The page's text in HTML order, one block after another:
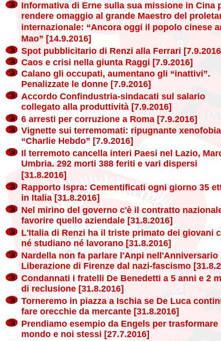
Informativa di Erne sulla sua missione in Cina
rendere omaggio al grande Maestro del
internazionale: “Ancora oggi il popolo cinese
Mao” [14.9.2016]
Spot pubblicitario di Renzi alla Ferrari
Caos e crisi nella giunta Raggi [7.9.2016]
Calano gli occupati, aumentano gli “inattivi”.
Penalizzate le donne [7.9.2016]
Accordo Confindustria-sindacati sul salario
collegato alla produttività [7.9.2016]
6 arresti per corruzione a Roma [7.9.2016]
Vignette sui terremomati: ripugnante
“Charlie Hebdo” [7.9.2016]
Il terremoto cancella interi Paesi nel Lazio,
Umbria. 292 morti 388 feriti e vari dispersi
[31.8.2016]
Rapporto Ispra: Cementificati ogni giorno 35
in Italia [31.8.2016]
Nel mirino del governo c'è il contratto
favorire quello aziendale [31.8.2016]
L'Italia di Renzi ha il triste primato dei giovani
né studiano né lavorano [31.8.2016]
Nardella non fa parlare l'Anpi nell'Anniversario
Liberazione di Firenze dal nazi-fascismo
Condannati i fratelli De Benedetti a 5 anni e 2
di reclusione [31.8.2016]
Torneremo in piazza a Ischia se De Luca
fare orecchie da mercante [31.8.2016]
Prendiamo esempio da Engels per trasformare
mondo e noi stessi [27.7.2016]